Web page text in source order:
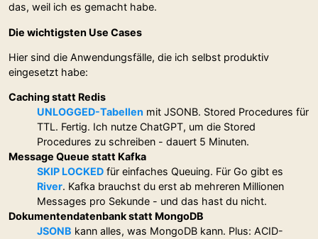
das, weil ich es gemacht habe.
Die wichtigsten Use Cases
Hier sind die Anwendungsfälle, die ich selbst produktiv
eingesetzt habe:
Caching statt Redis
UNLOGGED-Tabellen mit JSONB. Stored Procedures für
TTL. Fertig. Ich nutze ChatGPT, um die Stored
Procedures zu schreiben - dauert 5 Minuten.
Message Queue statt Kafka
SKIP LOCKED für einfaches Queuing. Für Go gibt es
River. Kafka brauchst du erst ab mehreren Millionen
Messages pro Sekunde - und das hast du nicht.
Dokumentendatenbank statt MongoDB
JSONB kann alles, was MongoDB kann. Plus: ACID-